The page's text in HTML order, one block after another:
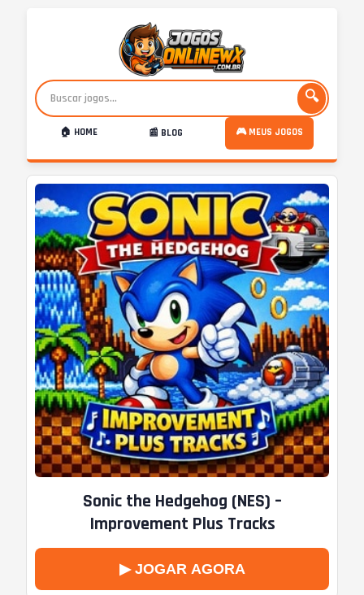
🔍
🏠 HOME 📰 BLOG 🎮 MEUS JOGOS
Sonic the Hedgehog (NES) –
Improvement Plus Tracks
▶ JOGAR AGORA